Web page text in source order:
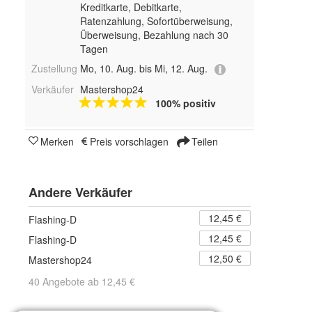
Kreditkarte, Debitkarte,
Ratenzahlung, Sofortüberweisung,
Überweisung, Bezahlung nach 30
Tagen
Zustellung Mo, 10. Aug. bis Mi, 12. Aug.
Verkäufer Mastershop24
100% positiv
Merken Preis vorschlagen Teilen
Andere Verkäufer
Flashing-D
12,45 €
Flashing-D
12,45 €
Mastershop24
12,50 €
40 Angebote ab 12,45 €